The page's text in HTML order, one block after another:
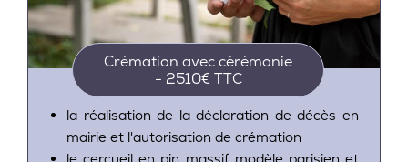
Crémation avec cérémonie
- 2510€ TTC
la réalisation de la déclaration de décès en
mairie et l'autorisation de crémation